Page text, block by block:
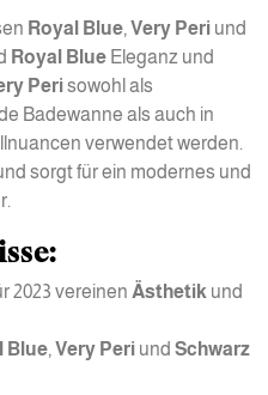
Royal Blue, Very Peri und
Royal Blue Eleganz und
Perisowohl als
Badewanne als auch in
verwendet werden.
sorgt für ein modernes und
2023 vereinen Ästhetik und
Blue, Very Peri und Schwarz